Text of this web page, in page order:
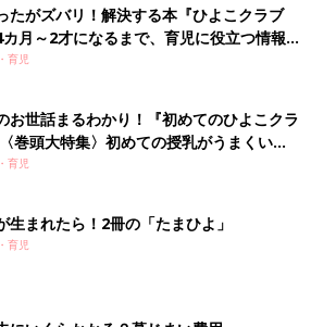
とする方々を対象とした生活介護、放課
発達支援、居宅訪問型児童発達支援、保
援などを実施しています。
登山などの非日常的な体験をする機会の
に就園・就学するための支援にも取り組
代までの約30人の方々が利用者登録をさ
士、介護福祉士、リハビリスタッフ、児
ても“自分らしい選択”を可能に
たがズバリ！解決する本『ひよこクラブ
月～2才になるまで、育児に役立つ情報が
育児
お世話まるわかり！『初めてのひよこクラ
巻頭大特集〉初めての授乳がうまくい
い・ミルクの基本と夏のトラブル 解決テ
育児
生まれたら！2冊の「たまひよ」
育児